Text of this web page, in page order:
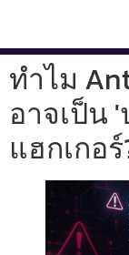
ทำไม
อาจเป็น
แฮกเกอ